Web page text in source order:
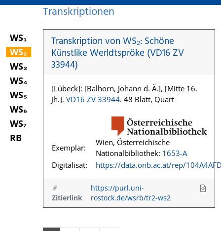
WS₁
WS₂
WS₃
WS₄
WS₅
WS₆
WS₇
RB
Transkriptionen
Transkription von WS₂: Schöne
Künstlike Werldtspröke (VD16 ZV
33944)
[Lübeck]: [Balhorn, Johann d. Ä.], [Mitte 16.
Jh.]. VD16 ZV 33944. 48 Blatt, Quart
Exemplar:
Wien, Österreichische
Nationalbibliothek: 1653-A
Digitalisat:
https://data.onb.ac.at/rep/
Zitierlink
https://purl.uni-
rostock.de/wsrb/tr2-ws2